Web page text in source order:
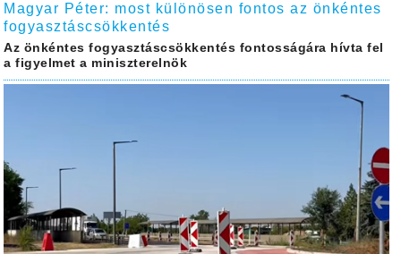
Magyar Péter: most különösen fontos az önkéntes
fogyasztáscsökkentés
Az önkéntes fogyasztáscsökkentés fontosságára hívta fel
a figyelmet a miniszterelnök